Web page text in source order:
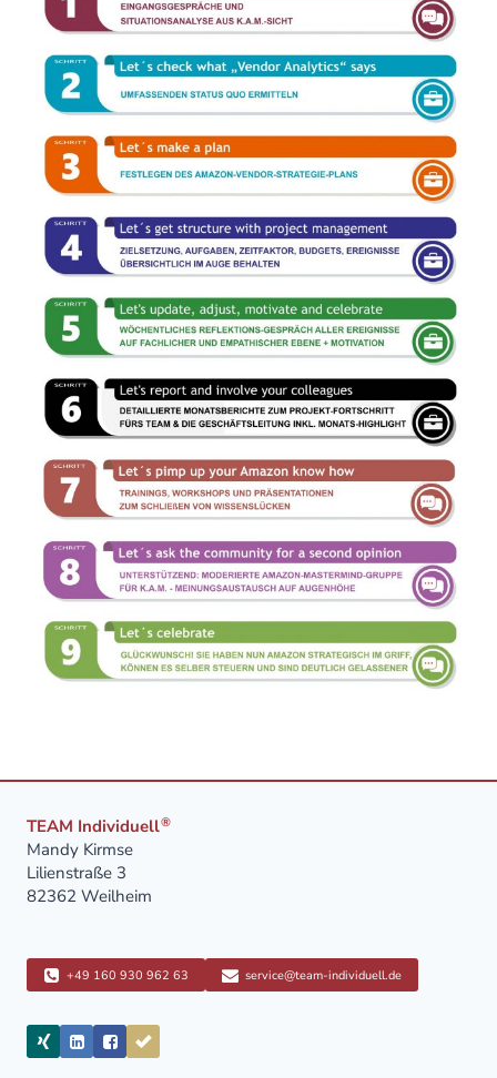
TEAM Individuell®
Mandy Kirmse
Lilienstraße 3
82362 Weilheim
+49 160 930 962 63 service@team-individuell.de